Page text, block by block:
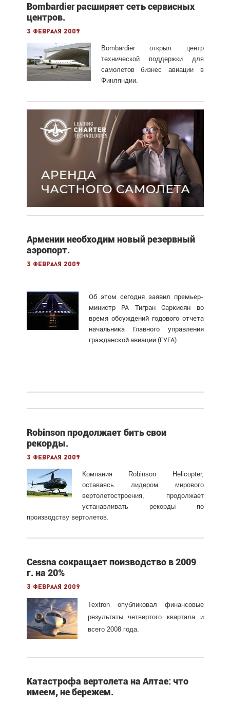
Bombardier расширяет сеть сервисных
центров.
3 февраля 2009
Bombardier открыл центр
технической поддержки для
самолетов бизнес авиации в
Финляндии.
Армении необходим новый резервный
аэропорт.
3 февраля 2009
Об этом сегодня заявил премьер-
министр РА Тигран Саркисян во
время обсуждений годового отчета
начальника Главного управления
гражданской авиации (ГУГА).
Robinson продолжает бить свои
рекорды.
3 февраля 2009
Компания Robinson Helicopter,
оставаясь лидером мирового
вертолетостроения, продолжает
устанавливать рекорды по
производству вертолетов.
Cessna сокращает поизводство в 2009
г. на 20%
3 февраля 2009
Textronопубликовал финансовые
результаты четвертого квартала и
всего 2008 года.
Катастрофа вертолета на Алтае: что
имеем, не бережем.